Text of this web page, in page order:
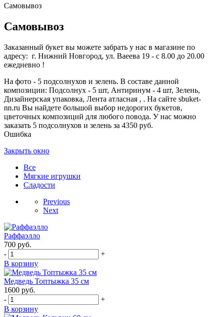
Самовывоз
Самовывоз
Заказанный букет вы можете забрать у нас в магазине по
адресу: г. Нижний Новгород, ул. Ваеева 19 - с 8.00 до 20.00
ежедневно !
На фото - 5 подсолнухов и зелень. В составе данной
композиции: Подсолнух - 5 шт, Антиринум - 4 шт, Зелень,
Дизайнерская упаковка, Лента атласная , . На сайте sbuket-
nn.ru Вы найдете большой выбор недорогих букетов,
цветочных композиций для любого повода. У нас можно
заказать 5 подсолнухов и зелень за 4350 руб.
Ошибка
Закрыть окно
Все
Мягкие игрушки
Сладости
Previous
Next
Раффаэлло
700 руб.
-
+
В корзину
Медведь Топтыжка 35 см
1600 руб.
-
+
В корзину